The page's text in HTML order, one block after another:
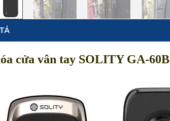
cửa vân tay SOLITY GA-60B